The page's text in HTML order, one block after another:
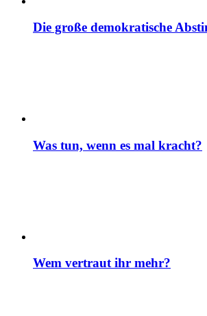
Die große demokratische
Was tun, wenn es mal kracht?
Wem vertraut ihr mehr?